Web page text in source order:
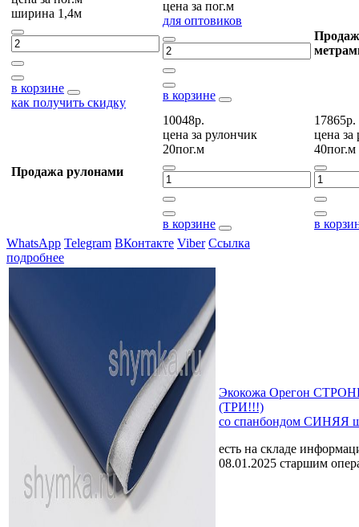
ширина 1,4м
в корзине
как получить скидку
цена за пог.м
для оптовиков
в корзине
Продажа рулонами
10048р.
цена за рулончик
20пог.м
в корзине
17865р.
цена за
40пог.м
в
WhatsApp Telegram ВКонтакте Viber Ссылка
подробнее
Экокожа Орегон
(ТРИ!!!)
со спанбондом СИНЯЯ
есть на складе
08.01.2025 старшим